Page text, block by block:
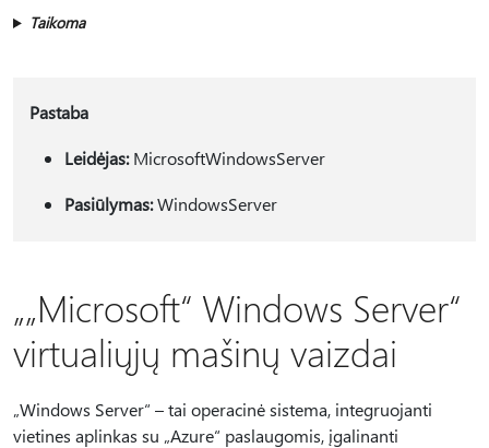
Taikoma
Pastaba
Leidėjas:MicrosoftWindowsServer
Pasiūlymas:WindowsServer
„„Microsoft“ Windows Server“
virtualiųjų mašinų vaizdai
„Windows Server“ – tai operacinė sistema, integruojanti
vietines aplinkas su „Azure“ paslaugomis, įgalinanti